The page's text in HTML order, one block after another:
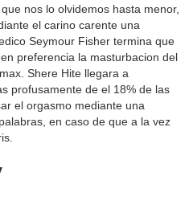
nos lo olvidemos hasta menor,
el carino carente una
Seymour Fisher termina que
preferencia la masturbacion del
Shere Hite llegara a
profusamente de el 18% de las
el orgasmo mediante una
en caso de que a la vez